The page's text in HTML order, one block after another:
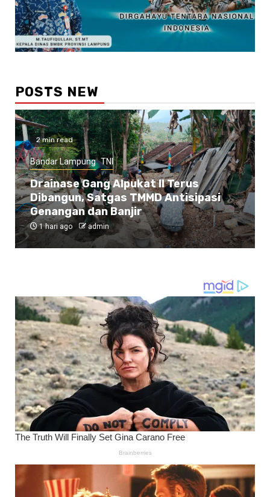
POSTS NEW
2 min read
Bandar Lampung TNI
Drainase Gang Alpukat II Terus
Dibangun, Satgas TMMD Antisipasi
Genangan dan Banjir
1 hari ago admin